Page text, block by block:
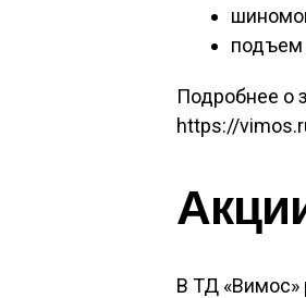
подъем
Подробнее о
https://
В ТД «Вимос»